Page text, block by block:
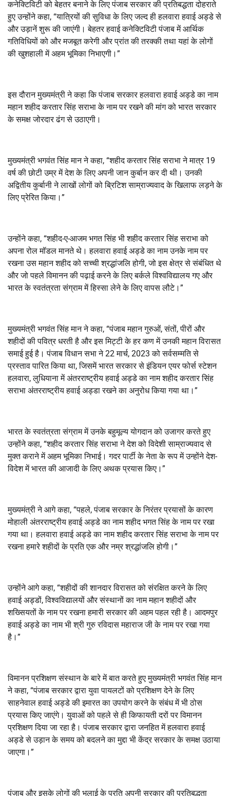
कनेक्टिविटी को बेहतर बनाने के लिए पंजाब सरकार की प्रतिबद्धता दोहराते
हुए उन्होंने कहा, “यात्रियों की सुविधा के लिए जल्द ही हलवारा हवाई अड्डे से
और उड़ानें शुरू की जाएंगी। बेहतर हवाई कनेक्टिविटी पंजाब में आर्थिक
गतिविधियों को और मजबूत करेगी और प्रांत की तरक्की तथा यहां के लोगों
की खुशहाली में अहम भूमिका निभाएगी।”
इस दौरान मुख्यमंत्री ने कहा कि पंजाब सरकार हलवारा हवाई अड्डे का नाम
महान शहीद करतार सिंह सराभा के नाम पर रखने की मांग को भारत सरकार
के समक्ष जोरदार ढंग से उठाएगी।
मुख्यमंत्री भगवंत सिंह मान ने कहा, “शहीद करतार सिंह सराभा ने मात्र 19
वर्ष की छोटी उम्र में देश के लिए अपनी जान कुर्बान कर दी थी। उनकी
अद्वितीय कुर्बानी ने लाखों लोगों को ब्रिटिश साम्राज्यवाद के खिलाफ लड़ने के
लिए प्रेरित किया।”
उन्होंने कहा, “शहीद-ए-आजम भगत सिंह भी शहीद करतार सिंह सराभा को
अपना रोल मॉडल मानते थे। हलवारा हवाई अड्डे का नाम उनके नाम पर
रखना उस महान शहीद को सच्ची श्रद्धांजलि होगी, जो इस क्षेत्र से संबंधित थे
और जो पहले विमानन की पढ़ाई करने के लिए बर्कले विश्वविद्यालय गए और
भारत के स्वतंत्रता संग्राम में हिस्सा लेने के लिए वापस लौटे।”
मुख्यमंत्री भगवंत सिंह मान ने कहा, “पंजाब महान गुरुओं, संतों, पीरों और
शहीदों की पवित्र धरती है और इस मिट्टी के हर कण में उनकी महान विरासत
समाई हुई है। पंजाब विधान सभा ने 22 मार्च, 2023 को सर्वसम्मति से
प्रस्ताव पारित किया था, जिसमें भारत सरकार से इंडियन एयर फोर्स स्टेशन
हलवारा, लुधियाना में अंतरराष्ट्रीय हवाई अड्डे का नाम शहीद करतार सिंह
सराभा अंतरराष्ट्रीय हवाई अड्डा रखने का अनुरोध किया गया था।”
भारत के स्वतंत्रता संग्राम में उनके बहुमूल्य योगदान को उजागर करते हुए
उन्होंने कहा, “शहीद करतार सिंह सराभा ने देश को विदेशी साम्राज्यवाद से
मुक्त कराने में अहम भूमिका निभाई। गदर पार्टी के नेता के रूप में उन्होंने देश-
विदेश में भारत की आजादी के लिए अथक प्रयास किए।”
मुख्यमंत्री ने आगे कहा, “पहले, पंजाब सरकार के निरंतर प्रयासों के कारण
मोहाली अंतरराष्ट्रीय हवाई अड्डे का नाम शहीद भगत सिंह के नाम पर रखा
गया था। हलवारा हवाई अड्डे का नाम शहीद करतार सिंह सराभा के नाम पर
रखना हमारे शहीदों के प्रति एक और नम्र श्रद्धांजलि होगी।”
उन्होंने आगे कहा, “शहीदों की शानदार विरासत को संरक्षित करने के लिए
हवाई अड्डों, विश्वविद्यालयों और संस्थानों का नाम महान शहीदों और
शख्सियतों के नाम पर रखना हमारी सरकार की अहम पहल रही है। आदमपुर
हवाई अड्डे का नाम भी श्री गुरु रविदास महाराज जी के नाम पर रखा गया
है।”
विमानन प्रशिक्षण संस्थान के बारे में बात करते हुए मुख्यमंत्री भगवंत सिंह मान
ने कहा, “पंजाब सरकार द्वारा युवा पायलटों को प्रशिक्षण देने के लिए
साहनेवाल हवाई अड्डे की इमारत का उपयोग करने के संबंध में भी ठोस
प्रयास किए जाएंगे। युवाओं को पहले से ही किफायती दरों पर विमानन
प्रशिक्षण दिया जा रहा है। पंजाब सरकार द्वारा जनहित में हलवारा हवाई
अड्डे से उड़ान के समय को बदलने का मुद्दा भी केंद्र सरकार के समक्ष उठाया
जाएगा।”
पंजाब और इसके लोगों की भलाई के प्रति अपनी सरकार की प्रतिबद्धता